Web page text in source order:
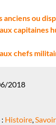
anciens ou
capitaines
chefs
2018
Histoire,